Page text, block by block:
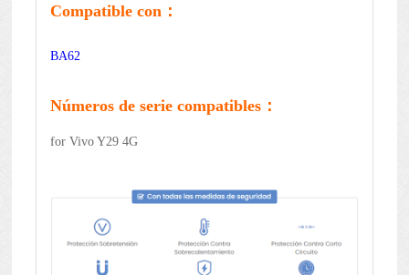
Compatible con：
BA62
Números de serie compatibles：
for Vivo Y29 4G